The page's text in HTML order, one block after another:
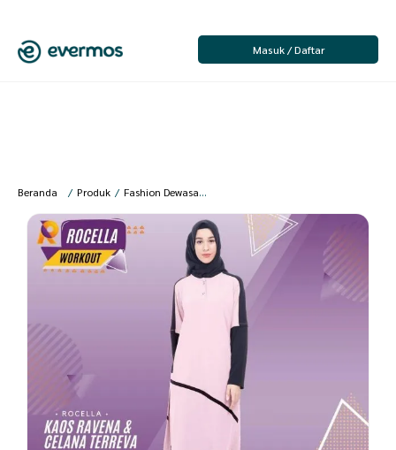
Masuk / Daftar
Beranda / Produk / Fashion Dewasa /